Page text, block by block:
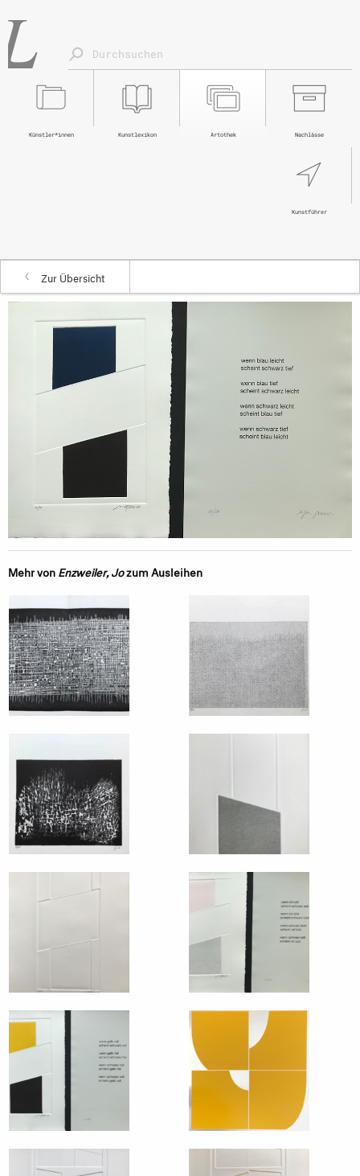
Nachlässe
Artothek
Kunstlexikon
Künstler*innen
Kunstführer
Zur Übersicht
Mehr vonEnzweiler, Jozum Ausleihen